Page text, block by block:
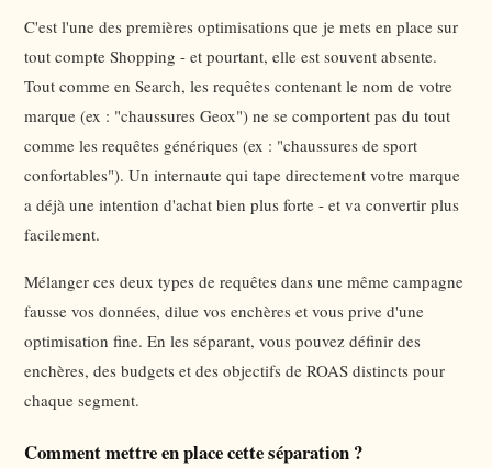
C'est l'une des premières optimisations que je mets en place sur
tout compte Shopping - et pourtant, elle est souvent absente.
Tout comme en Search, les requêtes contenant le nom de votre
marque (ex : "chaussures Geox") ne se comportent pas du tout
comme les requêtes génériques (ex : "chaussures de sport
confortables"). Un internaute qui tape directement votre marque
a déjà une intention d'achat bien plus forte - et va convertir plus
facilement.
Mélanger ces deux types de requêtes dans une même campagne
fausse vos données, dilue vos enchères et vous prive d'une
optimisation fine. En les séparant, vous pouvez définir des
enchères, des budgets et des objectifs de ROAS distincts pour
chaque segment.
Comment mettre en place cette séparation ?